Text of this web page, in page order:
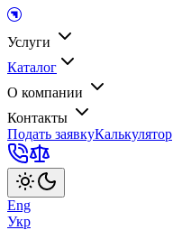
Услуги
Каталог
О компании
Контакты
Подать заявкуКалькулятор
Eng
Укр